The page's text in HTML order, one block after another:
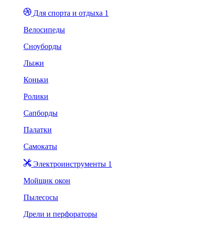
Для спорта и отдыха 1
Велосипеды
Сноуборды
Лыжи
Коньки
Ролики
Сапборды
Палатки
Самокаты
Электроинструменты 1
Мойщик окон
Пылесосы
Дрели и перфораторы